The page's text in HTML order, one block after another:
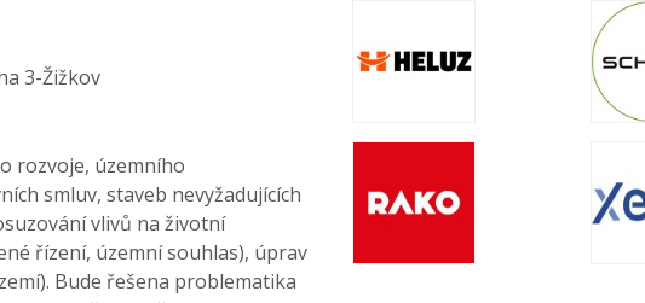
3-Žižkov
rozvoje, územního
smluv, staveb nevyžadujících
vlivů na životní
řízení, územní souhlas), úprav
Bude řešena problematika